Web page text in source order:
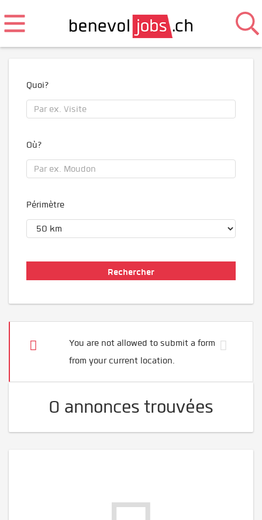
Quoi?
Où?
Périmètre
You are not allowed to submit a form
from your current location.
0 annonces trouvées